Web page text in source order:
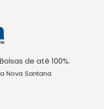
de até 100%.
Nova Santana